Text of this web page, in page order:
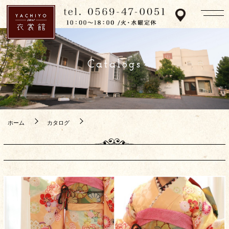
Catalogs
ホーム カタログ